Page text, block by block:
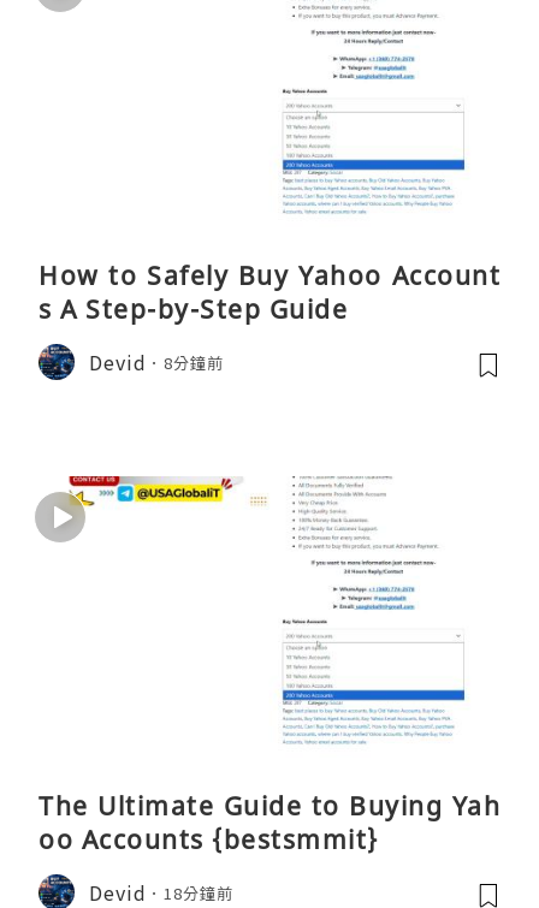
How to Safely Buy Yahoo Account
s A Step-by-Step Guide
Devid 8分鐘前
The Ultimate Guide to Buying Yah
oo Accounts {bestsmmit}
Devid 18分鐘前